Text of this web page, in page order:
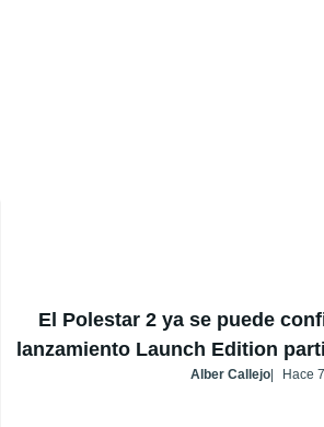
El Polestar 2 ya se puede
lanzamiento Launch Edition
Alber Callejo Hace